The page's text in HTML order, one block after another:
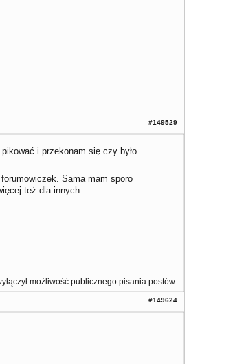
#149529
i przekonam się czy było
Sama mam sporo
też dla innych.
możliwość publicznego pisania postów.
#149624